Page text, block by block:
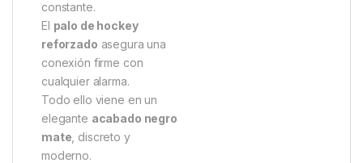
constante.
El palo de hockey
reforzado asegura una
conexión firme con
cualquier alarma.
Todo ello viene en un
elegante acabado negro
mate , discreto y
moderno.